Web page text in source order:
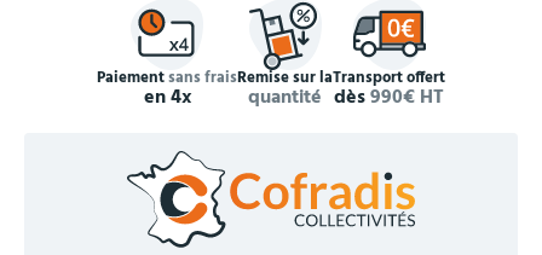
Paiementsans frais
en 4x
Remise sur la
quantité
Transport offert
dès990€ HT